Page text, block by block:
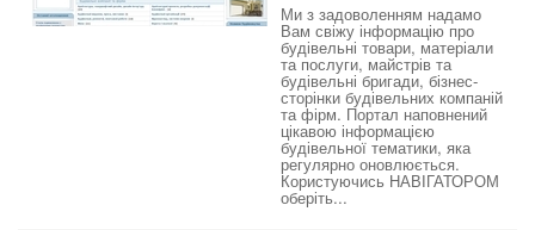
Ми з задоволенням надамо
Вам свіжу інформацію про
будівельні товари, матеріали
та послуги, майстрів та
будівельні бригади, бізнес-
сторінки будівельних компаній
та фірм. Портал наповнений
цікавою інформацією
будівельної тематики, яка
регулярно оновлюється.
Користуючись НАВІГАТОРОМ
оберіть...